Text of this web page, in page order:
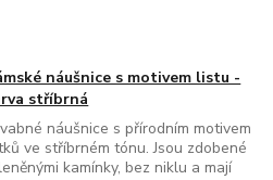
náušnice s motivem listu -
stříbrná
náušnice s přírodním motivem
ve stříbrném tónu. Jsou zdobené
kamínky, bez niklu a mají